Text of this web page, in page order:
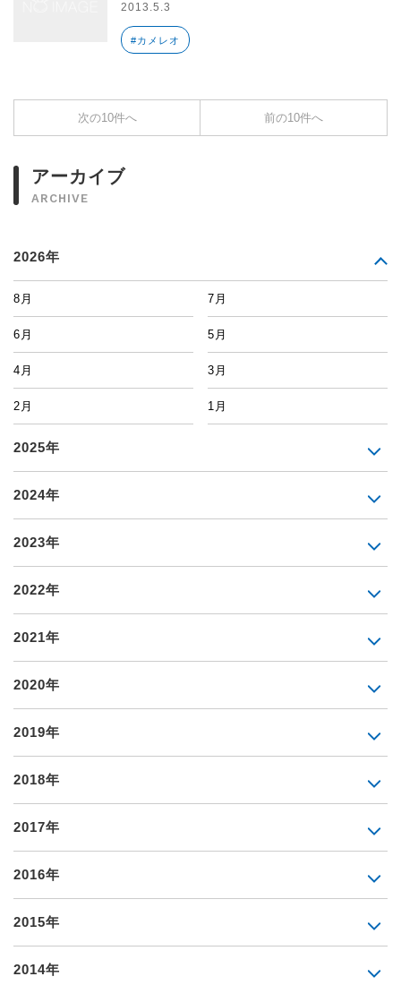
2013.5.3
#カメレオ
次の10件へ 前の10件へ
アーカイブ
ARCHIVE
2026年
8月 7月
6月 5月
4月 3月
2月 1月
2025年
2024年
2023年
2022年
2021年
2020年
2019年
2018年
2017年
2016年
2015年
2014年